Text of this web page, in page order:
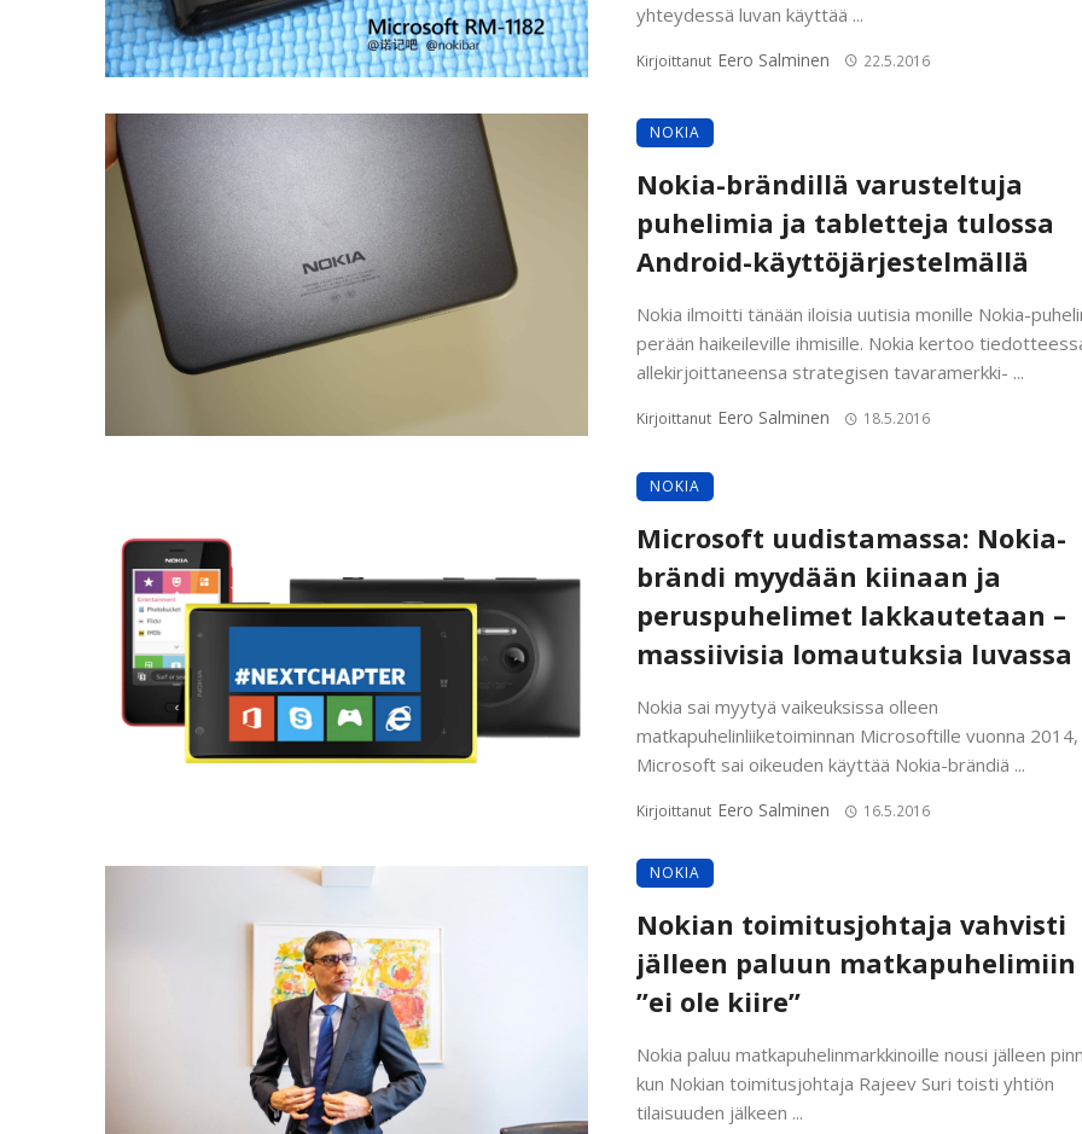
yhteydessä luvan käyttää ...
Kirjoittanut Eero Salminen 22.5.2016
NOKIA
Nokia-brändillä varusteltuja
puhelimia ja tabletteja tulossa
Android-käyttöjärjestelmällä
Nokia ilmoitti tänään iloisia uutisia monille Nokia-
perään haikeileville ihmisille. Nokia kertoo
allekirjoittaneensa strategisen tavaramerkki- ...
Kirjoittanut Eero Salminen 18.5.2016
NOKIA
Microsoft uudistamassa: Nokia-
brändi myydään kiinaan ja
peruspuhelimet lakkautetaan –
massiivisia lomautuksia luvassa
Nokia sai myytyä vaikeuksissa olleen
matkapuhelinliiketoiminnan Microsoftille vuonna 2014,
Microsoft sai oikeuden käyttää Nokia-brändiä ...
Kirjoittanut Eero Salminen 16.5.2016
NOKIA
Nokian toimitusjohtaja vahvisti
jälleen paluun matkapuhelimiin
”ei ole kiire”
Nokia paluu matkapuhelinmarkkinoille nousi jälleen
kun Nokian toimitusjohtaja Rajeev Suri toisti yhtiön
tilaisuuden jälkeen ...